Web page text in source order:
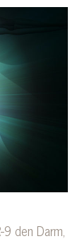
9 den Darm,